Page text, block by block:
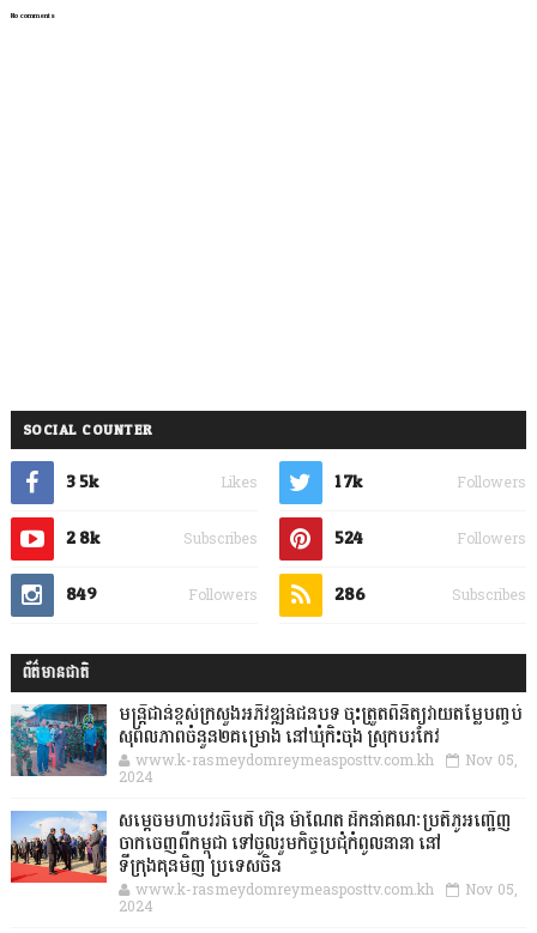
No comments
SOCIAL COUNTER
3.5k Likes 1.7k Followers
2.8k Subscribes 524 Followers
849 Followers 286 Subscribes
ព័ត៌មានជាតិ
មន្ត្រីជាន់ខ្ពស់ក្រសួងអភិវឌ្ឍន៍ជនបទ ចុះត្រួតពិនិត្យវាយតម្លៃបញ្ចប់
សុពលភាពចំនួន២គម្រោង នៅឃុំកិះចុង ស្រុកបរកែវ
www.k-rasmeydomreymeasposttv.com.kh Nov 05,
2024
សម្តេចមហាបវរធិបតី ហ៊ុន ម៉ាណែត ដឹកនាំគណៈប្រតិភូអញ្ជើញ
ចាកចេញពីកម្ពុជា ទៅចូលរួមកិច្ចប្រជុំកំពូលនានា នៅ
ទីក្រុងគុនមិញ ប្រទេសចិន
www.k-rasmeydomreymeasposttv.com.kh Nov 05,
2024